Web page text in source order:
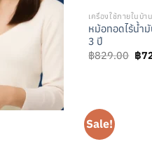
เครื่องใช้ภายในบ้าน
หม้อทอดไร้น้ำ
3 ปี
฿829.00
price
฿
Sale!